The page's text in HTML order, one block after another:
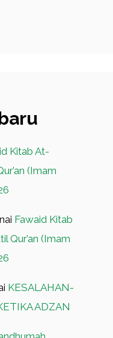
Kitab At-
(Imam
Fawaid Kitab
Qur’an (Imam
KESALAHAN-
ADZAN